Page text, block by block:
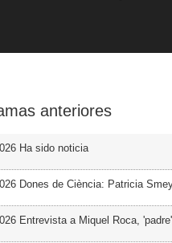
anteriores
Ha sido noticia
Dones de Ciència: Patricia
Entrevista a Miquel Roca,